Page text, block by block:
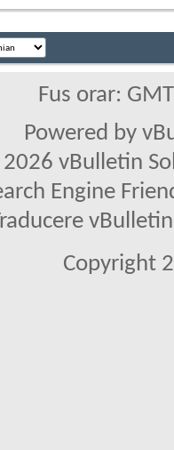
Fus orar:
Powered by
vBulletin
Engine
Copyright